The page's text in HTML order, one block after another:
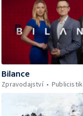
Bilance
Zpravodajství